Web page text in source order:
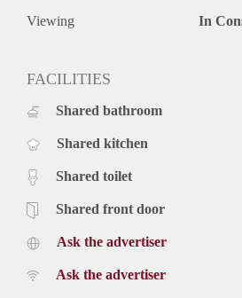
Viewing In
FACILITIES
Shared bathroom
Shared kitchen
Shared toilet
Shared front door
Ask the advertiser
Ask the advertiser